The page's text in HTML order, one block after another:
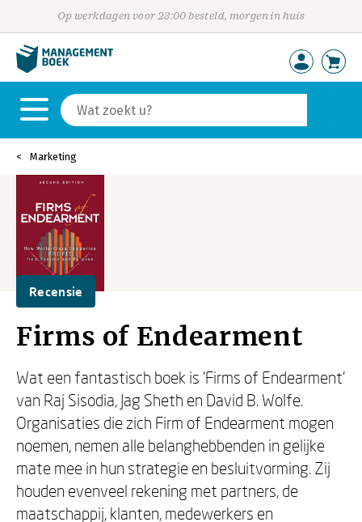
Op werkdagen voor 23:00 besteld, morgen in huis
Marketing
Recensie
Firms of Endearment
Wat een fantastisch boek is 'Firms of Endearment'
van Raj Sisodia, Jag Sheth en David B. Wolfe.
Organisaties die zich Firm of Endearment mogen
noemen, nemen alle belanghebbenden in gelijke
mate mee in hun strategie en besluitvorming. Zij
houden evenveel rekening met partners, de
maatschappij, klanten, medewerkers en